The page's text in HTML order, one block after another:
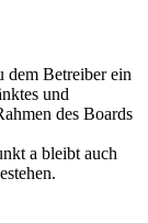
dem Betreiber ein
und
des Boards
a bleibt auch